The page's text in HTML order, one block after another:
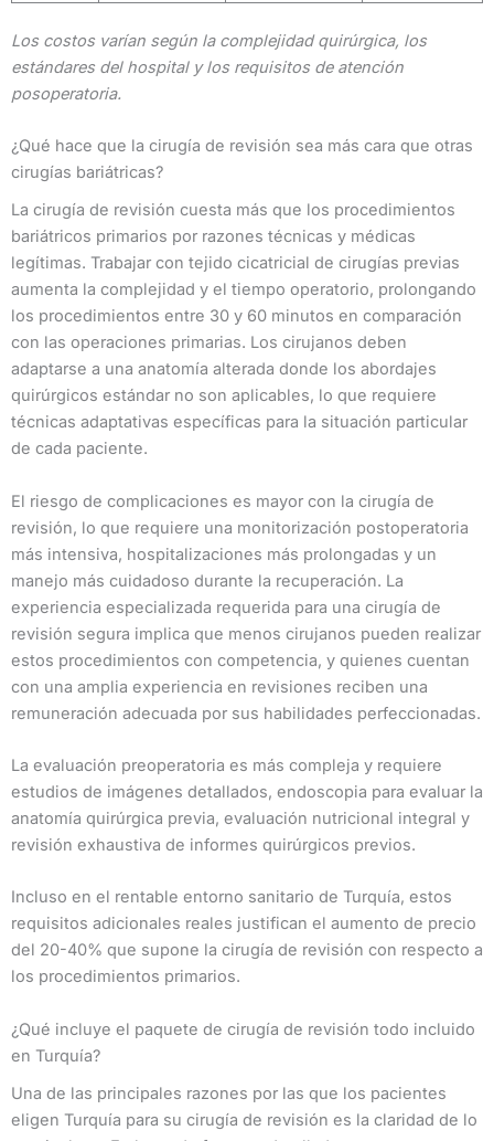
Los costos varían según la complejidad quirúrgica, los
estándares del hospital y los requisitos de atención
posoperatoria.
¿Qué hace que la cirugía de revisión sea más cara que otras
cirugías bariátricas?
La cirugía de revisión cuesta más que los procedimientos
bariátricos primarios por razones técnicas y médicas
legítimas. Trabajar con tejido cicatricial de cirugías previas
aumenta la complejidad y el tiempo operatorio, prolongando
los procedimientos entre 30 y 60 minutos en comparación
con las operaciones primarias. Los cirujanos deben
adaptarse a una anatomía alterada donde los abordajes
quirúrgicos estándar no son aplicables, lo que requiere
técnicas adaptativas específicas para la situación particular
de cada paciente.
El riesgo de complicaciones es mayor con la cirugía de
revisión, lo que requiere una monitorización postoperatoria
más intensiva, hospitalizaciones más prolongadas y un
manejo más cuidadoso durante la recuperación. La
experiencia especializada requerida para una cirugía de
revisión segura implica que menos cirujanos pueden realizar
estos procedimientos con competencia, y quienes cuentan
con una amplia experiencia en revisiones reciben una
remuneración adecuada por sus habilidades perfeccionadas.
La evaluación preoperatoria es más compleja y requiere
estudios de imágenes detallados, endoscopia para evaluar la
anatomía quirúrgica previa, evaluación nutricional integral y
revisión exhaustiva de informes quirúrgicos previos.
Incluso en el rentable entorno sanitario de Turquía, estos
requisitos adicionales reales justifican el aumento de precio
del 20-40% que supone la cirugía de revisión con respecto a
los procedimientos primarios.
¿Qué incluye el paquete de cirugía de revisión todo incluido
en Turquía?
Una de las principales razones por las que los pacientes
eligen Turquía para su cirugía de revisión es la claridad de lo